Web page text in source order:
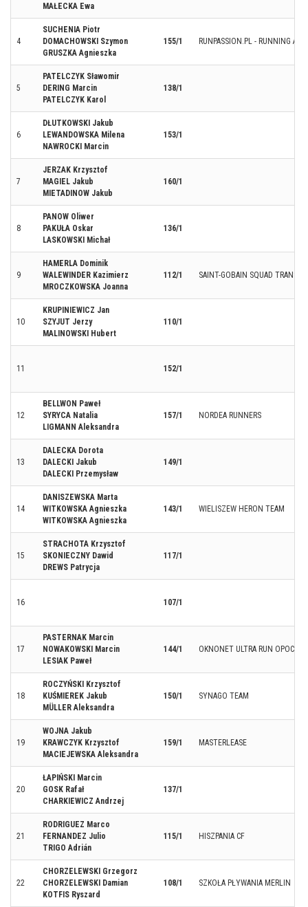
MAŁECKA Ewa
4
SUCHENIA Piotr
DOMACHOWSKI Szymon
GRUSZKA Agnieszka
155/1 RUNPASSION.PL - RUNNING
5
PATELCZYK Sławomir
DERING Marcin
PATELCZYK Karol
138/1
6
DŁUTKOWSKI Jakub
LEWANDOWSKA Milena
NAWROCKI Marcin
153/1
7
JERZAK Krzysztof
MAGIEL Jakub
MIETADINOW Jakub
160/1
8
PANOW Oliwer
PAKUŁA Oskar
LASKOWSKI Michał
136/1
9
HAMERLA Dominik
WALEWINDER Kazimierz
MROCZKOWSKA Joanna
112/1 SAINT-GOBAIN SQUAD
10
KRUPINIEWICZ Jan
SZYJUT Jerzy
MALINOWSKI Hubert
110/1
11 152/1
12
BELLWON Paweł
SYRYCA Natalia
LIGMANN Aleksandra
157/1 NORDEA RUNNERS
13
DALECKA Dorota
DALECKI Jakub
DALECKI Przemysław
149/1
14
DANISZEWSKA Marta
WITKOWSKA Agnieszka
WITKOWSKA Agnieszka
143/1 WIELISZEW HERON TEAM
15
STRACHOTA Krzysztof
SKONIECZNY Dawid
DREWS Patrycja
117/1
16 107/1
17
PASTERNAK Marcin
NOWAKOWSKI Marcin
LESIAK Paweł
144/1 OKNONET ULTRA RUN
18
ROCZYŃSKI Krzysztof
KUŚMIEREK Jakub
MÜLLER Aleksandra
150/1 SYNAGO TEAM
19
WOJNA Jakub
KRAWCZYK Krzysztof
MACIEJEWSKA Aleksandra
159/1 MASTERLEASE
20
ŁAPIŃSKI Marcin
GOSK Rafał
CHARKIEWICZ Andrzej
137/1
21
RODRIGUEZ Marco
FERNANDEZ Julio
TRIGO Adrián
115/1 HISZPANIA CF
22
CHORZELEWSKI Grzegorz
CHORZELEWSKI Damian
KOTFIS Ryszard
108/1 SZKOŁA PŁYWANIA MERLIN